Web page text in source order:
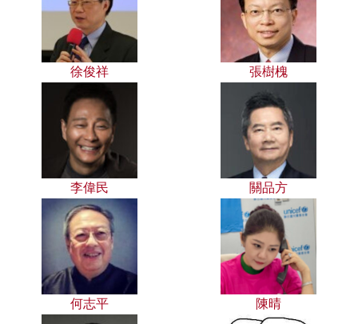
徐俊祥 張樹槐
李偉民 關品方
何志平 陳晴